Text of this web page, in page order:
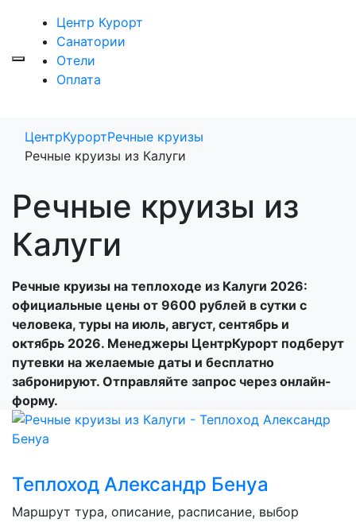
Центр Курорт
Санатории
Отели
Оплата
ЦентрКурортРечные круизы
Речные круизы из Калуги
Речные круизы из
Калуги
Речные круизы на теплоходе из Калуги 2026:
официальные цены от 9600 рублей в сутки с
человека, туры на июль, август, сентябрь и
октябрь 2026. Менеджеры ЦентрКурорт подберут
путевки на желаемые даты и бесплатно
забронируют. Отправляйте запрос через онлайн-
форму.
Теплоход Александр Бенуа
Маршрут тура, описание, расписание, выбор